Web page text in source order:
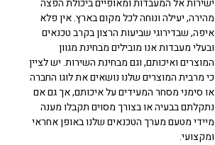
ישירות אל המעבדות ומאופיים ביכולת הפצה
מהירה, יעילה ונוחה לכל מקום בארץ. אין פלא
איפה, שבדירוגי שביעות הרצון בקרב טכנאים
ובעלי מעבדות אנו מובילים מבחינת מגוון
המוצרים ואיכותם, וגם מבחינת השירות. יש לציין
כי מרבית המוצרים שלנו נושאים את לוגו החברה
או סימני מסחר המעידים על איכותם, אך גם אם
נתקלתם בבעיה או בצורך מסוים תקבלו מענה
מיידי מטעם מערך הטכנאים שלנו באופן אחראי
ומקצועי.